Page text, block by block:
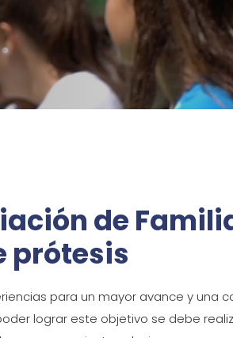
de
prótesis
para un mayor avance y una
lograr este objetivo se debe